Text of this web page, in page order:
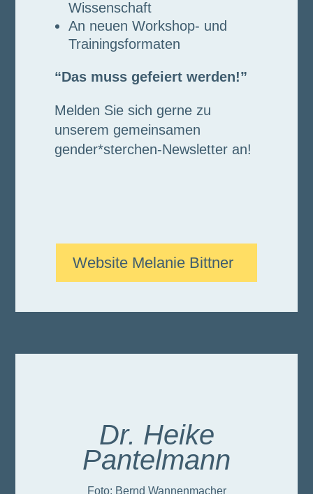
Wissenschaft
An neuen Workshop- und
Trainingsformaten
“Das muss gefeiert werden!”
Melden Sie sich gerne zu
unserem gemeinsamen
gender*sterchen-Newsletter an!
Website Melanie Bittner
Dr. Heike
Pantelmann
Foto: Bernd Wannenmacher